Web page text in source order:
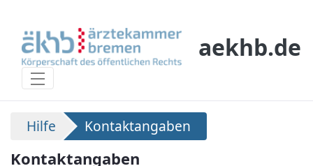
aekhb.de
Kontaktangaben
Hilfe Kontaktangaben
Kontaktangaben